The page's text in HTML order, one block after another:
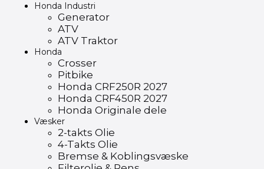
Honda Industri
Generator
ATV
ATV Traktor
Honda
Crosser
Pitbike
Honda CRF250R 2027
Honda CRF450R 2027
Honda Originale dele
Væsker
2-takts Olie
4-Takts Olie
Bremse & Koblingsvæske